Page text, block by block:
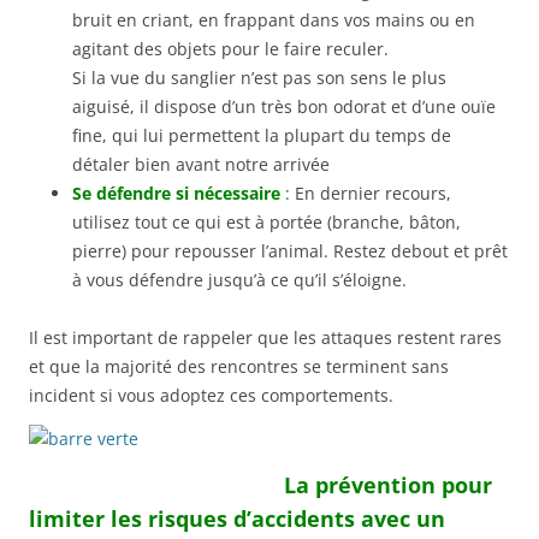
bruit en criant, en frappant dans vos mains ou en
agitant des objets pour le faire reculer.
Si la vue du sanglier n’est pas son sens le plus
aiguisé, il dispose d’un très bon odorat et d’une ouïe
fine, qui lui permettent la plupart du temps de
détaler bien avant notre arrivée
Se défendre si nécessaire : En dernier recours,
utilisez tout ce qui est à portée (branche, bâton,
pierre) pour repousser l’animal. Restez debout et prêt
à vous défendre jusqu’à ce qu’il s’éloigne.
Il est important de rappeler que les attaques restent rares
et que la majorité des rencontres se terminent sans
incident si vous adoptez ces comportements.
La prévention pour
limiter les risques d’accidents avec un